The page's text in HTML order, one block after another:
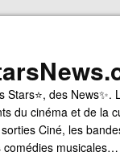
Stars⭐, des
du cinéma et de la
Ciné, les
comédies musicales…